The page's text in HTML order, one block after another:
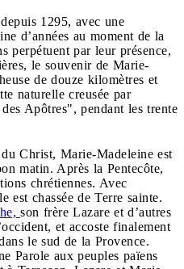
1295, avec une
d’années au moment de la
perpétuent par leur présence,
le souvenir de Marie-
de douze kilomètres et
naturelle creusée par
Apôtres", pendant les trente
Christ, Marie-Madeleine est
matin. Après la Pentecôte,
chrétiennes. Avec
est chassée de Terre sainte.
son frère Lazare et d’autres
et accoste finalement
le sud de la Provence.
Parole aux peuples païens